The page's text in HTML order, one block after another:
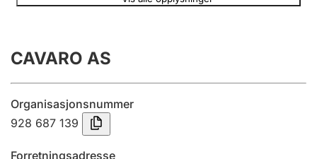
Årsrekneskap
Innsending og forseinkingsgebyr
Tinglysing
CAVARO AS
Organisasjonsnummer
928 687 139
Forretningsadresse